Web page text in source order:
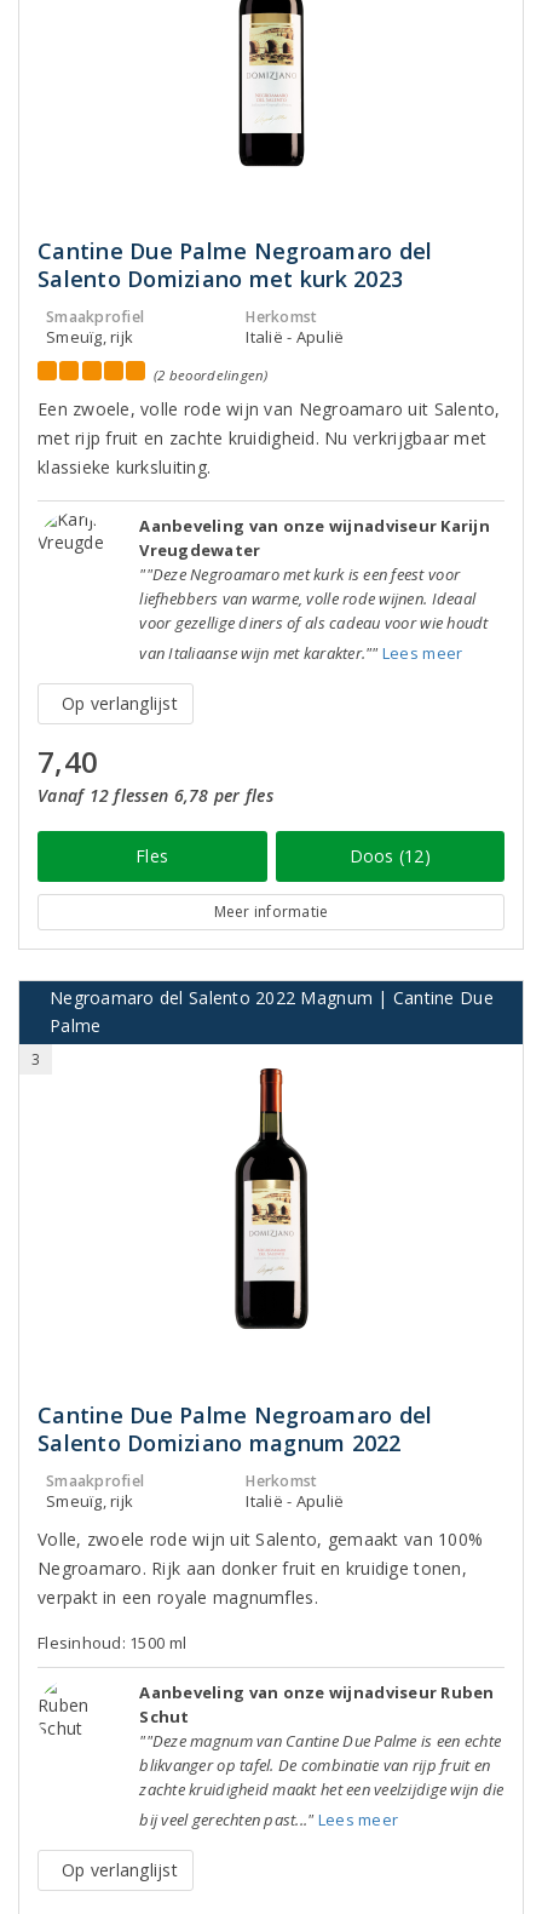
Cantine Due Palme Negroamaro del
Salento Domiziano met kurk 2023
Smaakprofiel
Smeuïg, rijk
Herkomst
Italië - Apulië
(2 beoordelingen)
Een zwoele, volle rode wijn van Negroamaro uit Salento,
met rijp fruit en zachte kruidigheid. Nu verkrijgbaar met
klassieke kurksluiting.
Aanbeveling van onze wijnadviseur Karijn
Vreugdewater
""Deze Negroamaro met kurk is een feest voor
liefhebbers van warme, volle rode wijnen. Ideaal
voor gezellige diners of als cadeau voor wie houdt
van Italiaanse wijn met karakter."" Lees meer
Op verlanglijst
7,40
Vanaf 12 flessen 6,78 per fles
Fles Doos (12)
Meer informatie
Negroamaro del Salento 2022 Magnum | Cantine Due
Palme
3
Cantine Due Palme Negroamaro del
Salento Domiziano magnum 2022
Smaakprofiel
Smeuïg, rijk
Herkomst
Italië - Apulië
Volle, zwoele rode wijn uit Salento, gemaakt van 100%
Negroamaro. Rijk aan donker fruit en kruidige tonen,
verpakt in een royale magnumfles.
Flesinhoud: 1500 ml
Aanbeveling van onze wijnadviseur Ruben
Schut
""Deze magnum van Cantine Due Palme is een echte
blikvanger op tafel. De combinatie van rijp fruit en
zachte kruidigheid maakt het een veelzijdige wijn die
bij veel gerechten past..." Lees meer
Op verlanglijst